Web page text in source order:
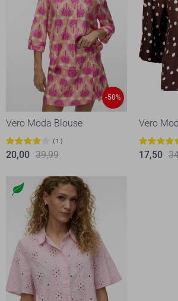
-50%
Vero Moda Blouse
1
20,00 39,99
Vero
17,50